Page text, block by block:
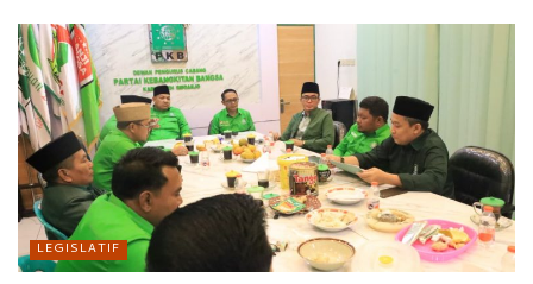
LEGISLATIF